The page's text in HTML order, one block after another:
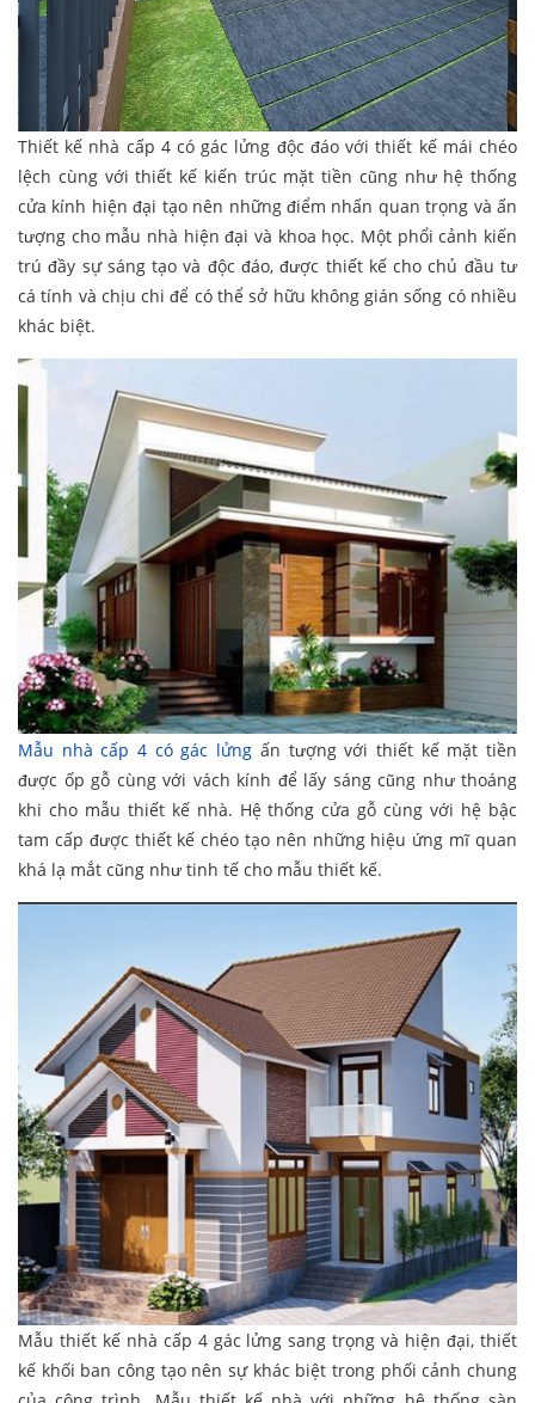
Thiết kế nhà cấp 4 có gác lửng độc đáo với thiết kế mái chéo
lệch cùng với thiết kế kiến trúc mặt tiền cũng như hệ thống
cửa kính hiện đại tạo nên những điểm nhấn quan trọng và ấn
tượng cho mẫu nhà hiện đại và khoa học. Một phổi cảnh kiến
trú đầy sự sáng tạo và độc đáo, được thiết kế cho chủ đầu tư
cá tính và chịu chi để có thể sở hữu không gián sống có nhiều
khác biệt.
Mẫu nhà cấp 4 có gác lửng ấn tượng với thiết kế mặt tiền
được ốp gỗ cùng với vách kính để lấy sáng cũng như thoáng
khi cho mẫu thiết kế nhà. Hệ thống cửa gỗ cùng với hệ bậc
tam cấp được thiết kế chéo tạo nên những hiệu ứng mĩ quan
khá lạ mắt cũng như tinh tế cho mẫu thiết kế.
Mẫu thiết kế nhà cấp 4 gác lửng sang trọng và hiện đại, thiết
kế khối ban công tạo nên sự khác biệt trong phối cảnh chung